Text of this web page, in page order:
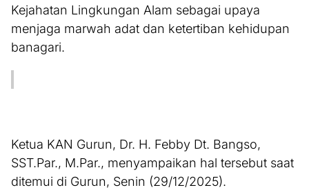
Kejahatan Lingkungan Alam sebagai upaya
menjaga marwah adat dan ketertiban kehidupan
banagari.
Ketua KAN Gurun, Dr. H. Febby Dt. Bangso,
SST.Par., M.Par., menyampaikan hal tersebut saat
ditemui di Gurun, Senin (29/12/2025).